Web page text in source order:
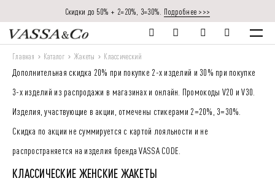
Скидки до 50% + 2=20%, 3=30%. Подробнее >>>
Главная Каталог Жакеты Классический
Дополнительная скидка 20% при покупке 2-х изделий и 30% при покупке
3-х изделий из распродажи в магазинах и онлайн. Промокоды V20 и V30.
Изделия, участвующие в акции, отмечены стикерами 2=20%, 3=30%.
Скидка по акции не суммируется с картой лояльности и не
распространяется на изделия бренда VASSA CODE.
КЛАССИЧЕСКИЕ ЖЕНСКИЕ ЖАКЕТЫ